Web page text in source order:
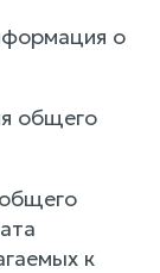
о
общего
к